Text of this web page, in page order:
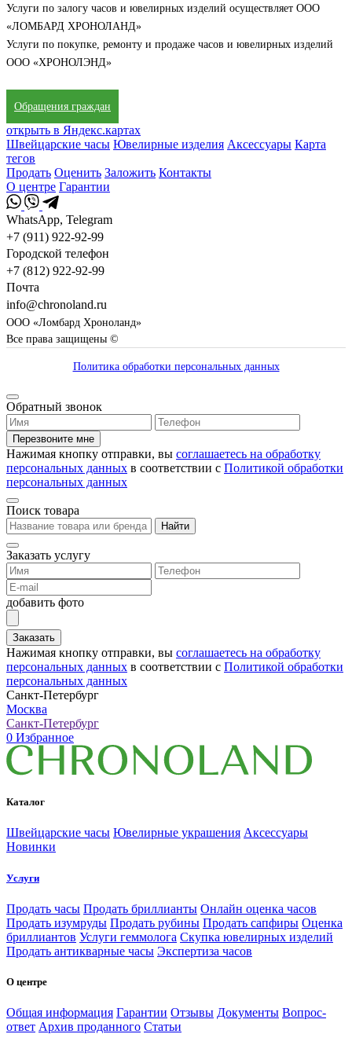
Услуги по залогу часов и ювелирных изделий осуществляет ООО
«ЛОМБАРД ХРОНОЛАНД»
Услуги по покупке, ремонту и продаже часов и ювелирных изделий
ООО «ХРОНОЛЭНД»
Обращения граждан
открыть в Яндекс.картах
Швейцарские часы Ювелирные изделия Аксессуары Карта
тегов
Продать Оценить Заложить Контакты
О центре Гарантии
WhatsApp, Telegram
+7 (911) 922-92-99
Городской телефон
+7 (812) 922-92-99
Почта
info@chronoland.ru
ООО «Ломбард Хроноланд»
Все права защищены ©
Политика обработки персональных данных
Обратный звонок
Перезвоните мне
Нажимая кнопку отправки, вы соглашаетесь на обработку
персональных данных в соответствии с Политикой обработки
персональных данных
Поиск товара
Найти
Заказать услугу
добавить фото
Заказать
Нажимая кнопку отправки, вы соглашаетесь на обработку
персональных данных в соответствии с Политикой обработки
персональных данных
Санкт-Петербург
Москва
Санкт-Петербург
0 Избранное
Каталог
Швейцарские часы Ювелирные украшения Аксессуары
Новинки
Услуги
Продать часы Продать бриллианты Онлайн оценка часов
Продать изумруды Продать рубины Продать сапфиры Оценка
бриллиантов Услуги геммолога Скупка ювелирных изделий
Продать антикварные часы Экспертиза часов
О центре
Общая информация Гарантии Отзывы Документы Вопрос-
ответ Архив проданного Статьи